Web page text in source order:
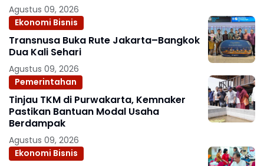
Agustus 09, 2026
Ekonomi Bisnis
Transnusa Buka Rute Jakarta–Bangkok
Dua Kali Sehari
Agustus 09, 2026
Pemerintahan
Tinjau TKM di Purwakarta, Kemnaker
Pastikan Bantuan Modal Usaha
Berdampak
Agustus 09, 2026
Ekonomi Bisnis